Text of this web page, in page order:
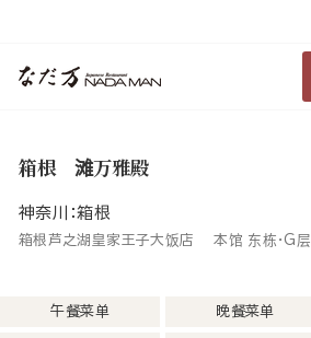
箱根 滩万雅殿
神奈川：箱根
箱根芦之湖皇家王子大饭店 本馆 东栋・G层
午餐菜单 晚餐菜单